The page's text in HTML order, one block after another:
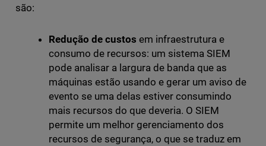
são:
Redução de custos em infraestrutura e
consumo de recursos: um sistema SIEM
pode analisar a largura de banda que as
máquinas estão usando e gerar um aviso de
evento se uma delas estiver consumindo
mais recursos do que deveria. O SIEM
permite um melhor gerenciamento dos
recursos de segurança, o que se traduz em